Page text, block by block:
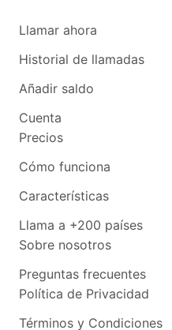
Llamar ahora
Historial de llamadas
Añadir saldo
Cuenta
Precios
Cómo funciona
Características
Llama a +200 países
Sobre nosotros
Preguntas frecuentes
Política de Privacidad
Términos y Condiciones